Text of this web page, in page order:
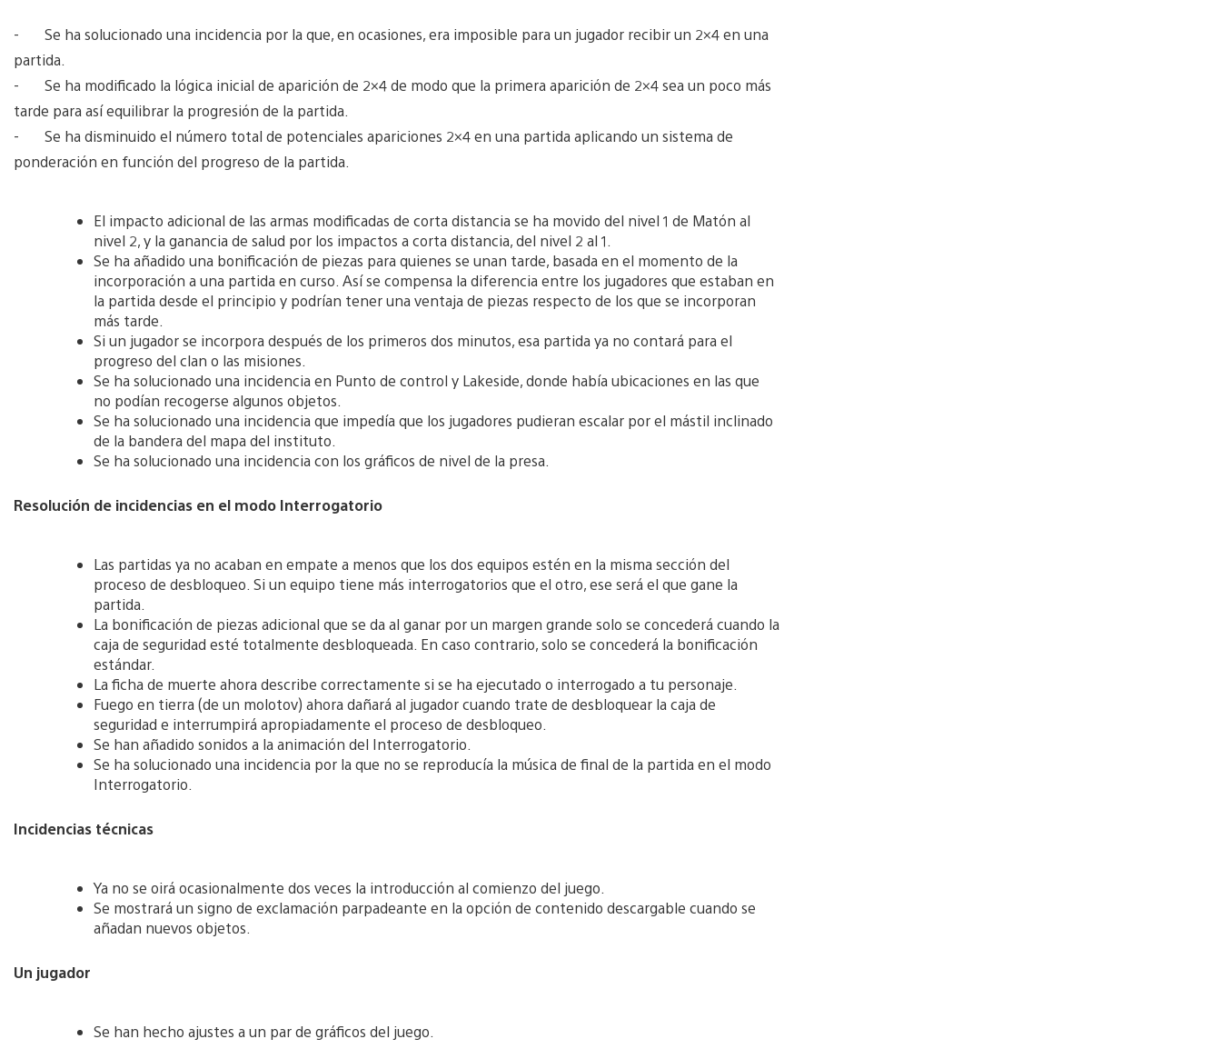
- Se ha solucionado una incidencia por la que, en ocasiones, era imposible para un jugador recibir un 2×4 en una
partida.
- Se ha modificado la lógica inicial de aparición de 2×4 de modo que la primera aparición de 2×4 sea un poco más
tarde para así equilibrar la progresión de la partida.
- Se ha disminuido el número total de potenciales apariciones 2×4 en una partida aplicando un sistema de
ponderación en función del progreso de la partida.
El impacto adicional de las armas modificadas de corta distancia se ha movido del nivel 1 de Matón al
nivel 2, y la ganancia de salud por los impactos a corta distancia, del nivel 2 al 1.
Se ha añadido una bonificación de piezas para quienes se unan tarde, basada en el momento de la
incorporación a una partida en curso. Así se compensa la diferencia entre los jugadores que estaban en
la partida desde el principio y podrían tener una ventaja de piezas respecto de los que se incorporan
más tarde.
Si un jugador se incorpora después de los primeros dos minutos, esa partida ya no contará para el
progreso del clan o las misiones.
Se ha solucionado una incidencia en Punto de control y Lakeside, donde había ubicaciones en las que
no podían recogerse algunos objetos.
Se ha solucionado una incidencia que impedía que los jugadores pudieran escalar por el mástil inclinado
de la bandera del mapa del instituto.
Se ha solucionado una incidencia con los gráficos de nivel de la presa.
Resolución de incidencias en el modo Interrogatorio
Las partidas ya no acaban en empate a menos que los dos equipos estén en la misma sección del
proceso de desbloqueo. Si un equipo tiene más interrogatorios que el otro, ese será el que gane la
partida.
La bonificación de piezas adicional que se da al ganar por un margen grande solo se concederá cuando la
caja de seguridad esté totalmente desbloqueada. En caso contrario, solo se concederá la bonificación
estándar.
La ficha de muerte ahora describe correctamente si se ha ejecutado o interrogado a tu personaje.
Fuego en tierra (de un molotov) ahora dañará al jugador cuando trate de desbloquear la caja de
seguridad e interrumpirá apropiadamente el proceso de desbloqueo.
Se han añadido sonidos a la animación del Interrogatorio.
Se ha solucionado una incidencia por la que no se reproducía la música de final de la partida en el modo
Interrogatorio.
Incidencias técnicas
Ya no se oirá ocasionalmente dos veces la introducción al comienzo del juego.
Se mostrará un signo de exclamación parpadeante en la opción de contenido descargable cuando se
añadan nuevos objetos.
Un jugador
Se han hecho ajustes a un par de gráficos del juego.